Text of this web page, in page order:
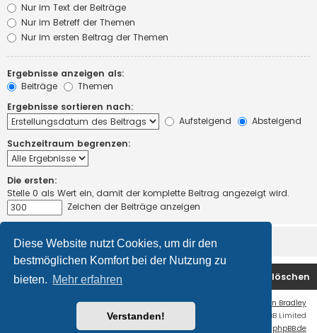
Diese Website nutzt Cookies, um dir den
bestmöglichen Komfort bei der Nutzung zu
bieten. Mehr erfahren
Verstanden!
Nur im Text der Beiträge
Nur im Betreff der Themen
Nur im ersten Beitrag der Themen
Ergebnisse anzeigen als:
Beiträge
Themen
Ergebnisse sortieren nach:
Aufsteigend
Absteigend
Suchzeitraum begrenzen:
Die ersten:
Stelle 0 als Wert ein, damit der komplette Beitrag angezeigt wird.
Zeichen der Beiträge anzeigen
Startseite Foren-Übersicht Alle Cookies löschen
Ian Bradley
Powered byphpBB
® Forum Software © phpBB Limited
Deutsche Übersetzung durch phpBB.de